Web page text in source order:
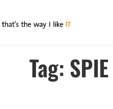
Tag: SPIE